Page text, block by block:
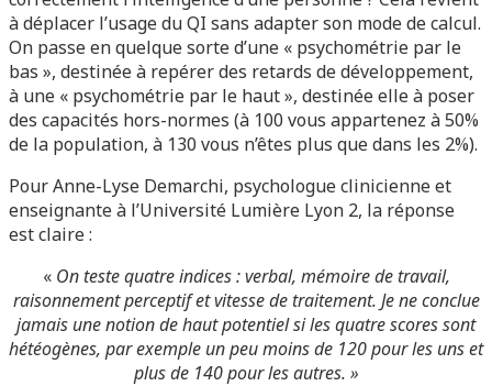
à déplacer l’usage du QI sans adapter son mode de calcul.
On passe en quelque sorte d’une « psychométrie par le
bas », destinée à repérer des retards de développement,
à une « psychométrie par le haut », destinée elle à poser
des capacités hors-normes (à 100 vous appartenez à 50%
de la population, à 130 vous n’êtes plus que dans les 2%).
Pour Anne-Lyse Demarchi, psychologue clinicienne et
enseignante à l’Université Lumière Lyon 2, la réponse
est claire :
« On teste quatre indices : verbal, mémoire de travail,
raisonnement perceptif et vitesse de traitement. Je ne conclue
jamais une notion de haut potentiel si les quatre scores sont
hétéogènes, par exemple un peu moins de 120 pour les uns et
plus de 140 pour les autres. »